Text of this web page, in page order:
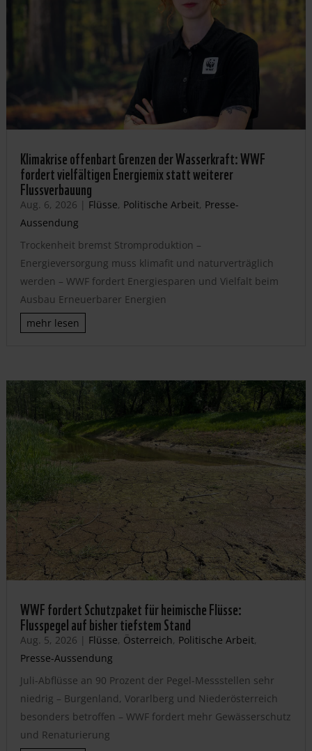
Klimakrise offenbart Grenzen der Wasserkraft: WWF
fordert vielfältigen Energiemix statt weiterer
Flussverbauung
Aug. 6, 2026 | Flüsse, Politische Arbeit, Presse-
Aussendung
Trockenheit bremst Stromproduktion –
Energieversorgung muss klimafit und naturverträglich
werden – WWF fordert Energiesparen und Vielfalt beim
Ausbau Erneuerbarer Energien
mehr lesen
WWF fordert Schutzpaket für heimische Flüsse:
Flusspegel auf bisher tiefstem Stand
Aug. 5, 2026 | Flüsse, Österreich, Politische Arbeit,
Presse-Aussendung
Juli-Abflüsse an 90 Prozent der Pegel-Messstellen sehr
niedrig – Burgenland, Vorarlberg und Niederösterreich
besonders betroffen – WWF fordert mehr Gewässerschutz
und Renaturierung